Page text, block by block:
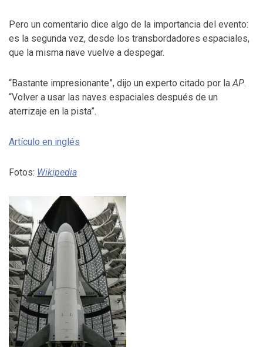
Pero un comentario dice algo de la importancia del evento:
es la segunda vez, desde los transbordadores espaciales,
que la misma nave vuelve a despegar.
“Bastante impresionante”, dijo un experto citado por laAP.
“Volver a usar las naves espaciales después de un
aterrizaje en la pista”.
Artículo en inglés
Fotos: Wikipedia